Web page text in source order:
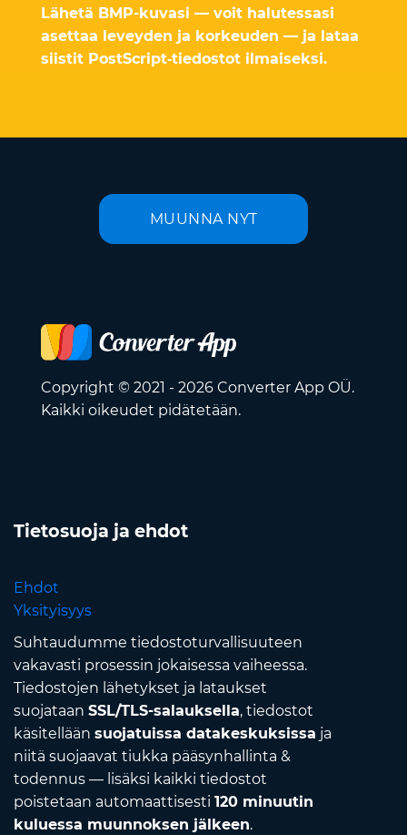
Lähetä BMP-kuvasi — voit halutessasi
asettaa leveyden ja korkeuden — ja lataa
siistit PostScript‑tiedostot ilmaiseksi.
MUUNNA NYT
Copyright © 2021 - 2026 Converter App OÜ.
Kaikki oikeudet pidätetään.
Tietosuoja ja ehdot
Ehdot
Yksityisyys
Suhtaudumme tiedostoturvallisuuteen
vakavasti prosessin jokaisessa vaiheessa.
Tiedostojen lähetykset ja lataukset
suojataan SSL/TLS-salauksella, tiedostot
käsitellään suojatuissa datakeskuksissa ja
niitä suojaavat tiukka pääsynhallinta &
todennus — lisäksi kaikki tiedostot
poistetaan automaattisesti 120 minuutin
kuluessa muunnoksen jälkeen.